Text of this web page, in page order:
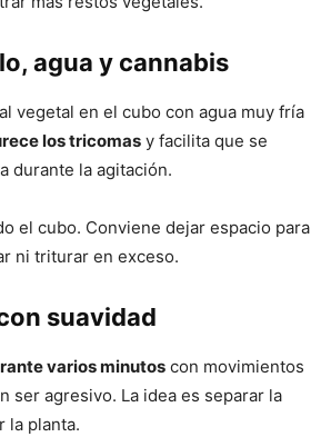
agua y cannabis
vegetal en el cubo con agua muy fría
los tricomas y facilita que se
durante la agitación.
el cubo. Conviene dejar espacio para
ni triturar en exceso.
suavidad
varios minutos con movimientos
ser agresivo. La idea es separar la
la planta.